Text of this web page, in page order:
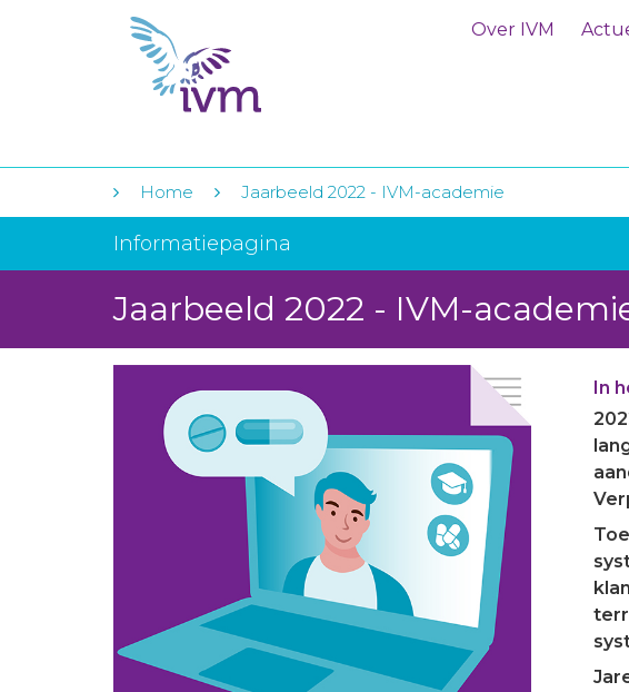
Over IVM
Home Jaarbeeld 2022 - IVM-academie
Informatiepagina
Jaarbeeld 2022 - IVM-
In